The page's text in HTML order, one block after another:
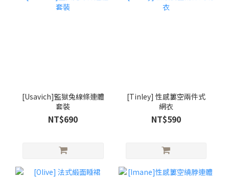
[Usavich]監獄兔線條連體
套裝
NT$690
[Tinley] 性感簍空兩件式
網衣
NT$590